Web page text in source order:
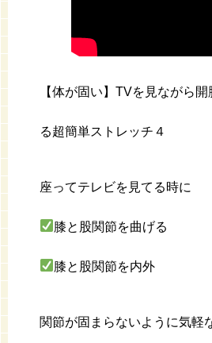
【体が固い】TVを見ながら
る超簡単ストレッチ４
座ってテレビを見てる時に
膝と股関節を曲げる
膝と股関節を内外
関節が固まらないように気軽